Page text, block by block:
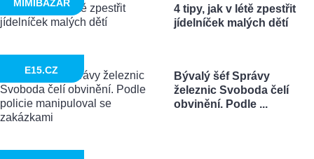
4 tipy, jak v létě zpestřit
jídelníček malých dětí
MIMIBAZAR
Bývalý šéf Správy
železnic Svoboda čelí
obvinění. Podle ...
E15.CZ